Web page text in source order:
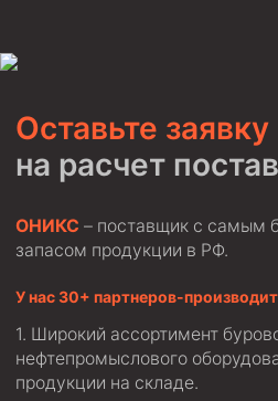
Рукава буровые
Стропы
Стропы канатные
Канаты стальные
Оставьте заявку
на расчет
ОНИКС – поставщик с самым
запасом продукции в РФ.
У нас 30+ партнеров-
Широкий ассортимент
нефтепромыслового
продукции на складе.